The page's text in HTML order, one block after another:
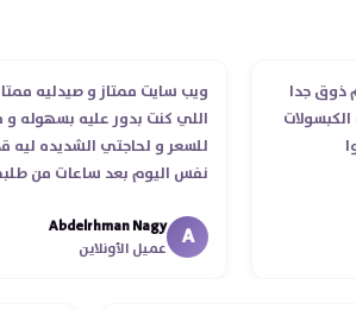
جدا
ويب سايت ممتاز و صيدليه ممتازه
اللي كنت بدور عليه بسهوله و من
للسعر و لحاجتي الشديده ليه
نفس اليوم بعد ساعات من طلبي
انتهاء موعد عمله ..فضل يتابع
استلمت ..شكرا جزيلا ليكم
A
Abdelrhman Nagy
عميل الأونلاين